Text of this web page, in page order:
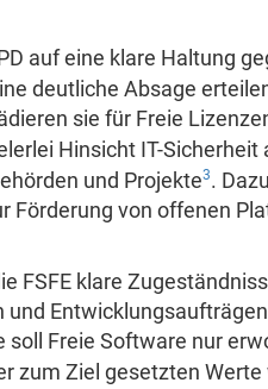
auf eine klare Haltung
deutliche Absage
sie für Freie
Hinsicht IT-Sicherheit
und Projekte3.
Förderung von offenen
FSFE klare
Freie Software nur
zum Ziel gesetzten Werte